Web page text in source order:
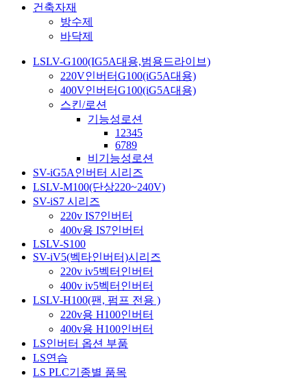
건축자재
방수제
바닥제
LSLV-G100(IG5A대용,범용드라이브)
220V인버터G100(iG5A대용)
400V인버터G100(iG5A대용)
스킨/로션
기능성로션
12345
6789
비기능성로션
SV-iG5A인버터 시리즈
LSLV-M100(단상220~240V)
SV-iS7 시리즈
220v IS7인버터
400v용 IS7인버터
LSLV-S100
SV-iV5(벡타인버터)시리즈
220v iv5벡터인버터
400v iv5벡터인버터
LSLV-H100(팬, 펌프 전용 )
220v용 H100인버터
400v용 H100인버터
LS인버터 옵션 부품
LS연습
LS PLC기종별 품목